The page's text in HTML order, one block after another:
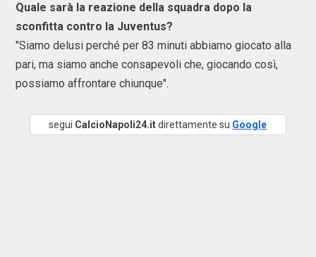
Quale sarà la reazione della squadra dopo la
sconfitta contro la Juventus?
"Siamo delusi perché per 83 minuti abbiamo giocato alla
pari, ma siamo anche consapevoli che, giocando così,
possiamo affrontare chiunque".
segui CalcioNapoli24.itdirettamente su Google